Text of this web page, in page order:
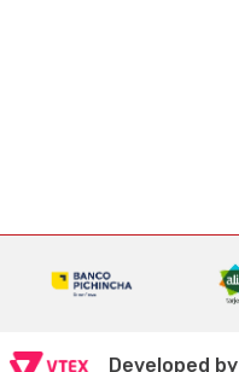
Developed by